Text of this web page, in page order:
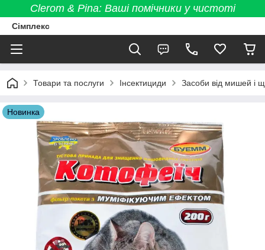
Clerom & Pina: Ваші помічники у чистоті
Сімплекс
Товари та послуги Інсектициди Засоби від мишей і
Новинка